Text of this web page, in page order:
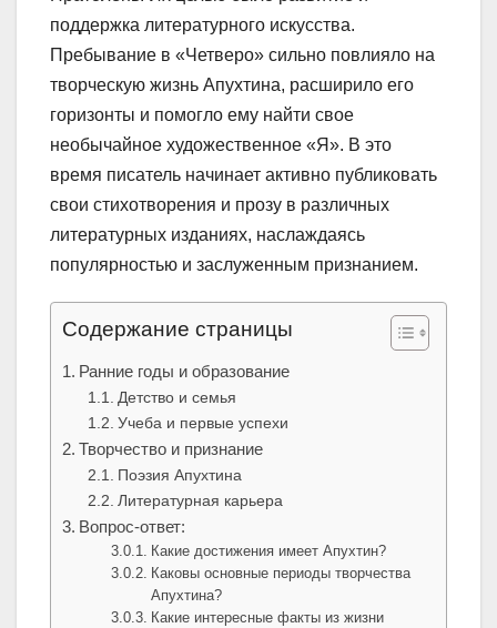
поддержка литературного искусства.
Пребывание в «Четверо» сильно повлияло на
творческую жизнь Апухтина, расширило его
горизонты и помогло ему найти свое
необычайное художественное «Я». В это
время писатель начинает активно публиковать
свои стихотворения и прозу в различных
литературных изданиях, наслаждаясь
популярностью и заслуженным признанием.
Содержание страницы
Ранние годы и образование
Детство и семья
Учеба и первые успехи
Творчество и признание
Поэзия Апухтина
Литературная карьера
Вопрос-ответ:
Какие достижения имеет Апухтин?
Каковы основные периоды творчества
Апухтина?
Какие интересные факты из жизни